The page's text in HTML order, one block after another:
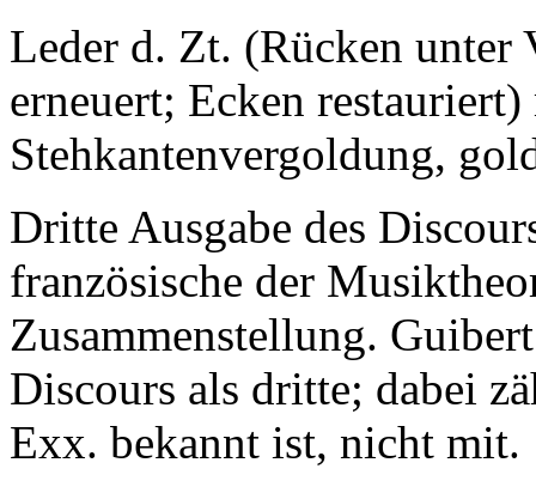
Leder d. Zt. (Rücken unter
erneuert; Ecken
Stehkantenvergoldung,
Dritte Ausgabe des
französische der
Zusammenstellung.
Discours als dritte; dabei
Exx. bekannt ist, nicht mit.